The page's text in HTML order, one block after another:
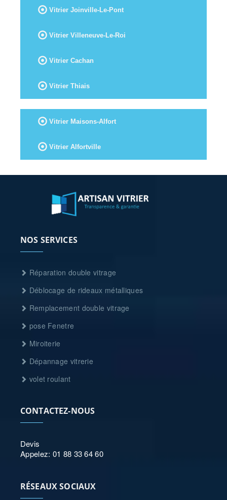
Vitrier Joinville-Le-Pont
Vitrier Villeneuve-Le-Roi
Vitrier Cachan
Vitrier Thiais
Vitrier Maisons-Alfort
Vitrier Alfortville
NOS SERVICES
Réparation double vitrage
Déblocage de rideaux métalliques
Remplacement double vitrage
pose Fenetre
Miroiterie
Dépannage vitrerie
volet roulant
CONTACTEZ-NOUS
Devis
Appelez: 01 88 33 64 60
RÉSEAUX SOCIAUX